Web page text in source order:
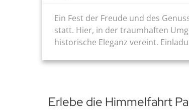
Ein Fest der Freude und des
statt. Hier, in der traumhaften
historische Eleganz vereint.
Erlebe die Himmelfahrt